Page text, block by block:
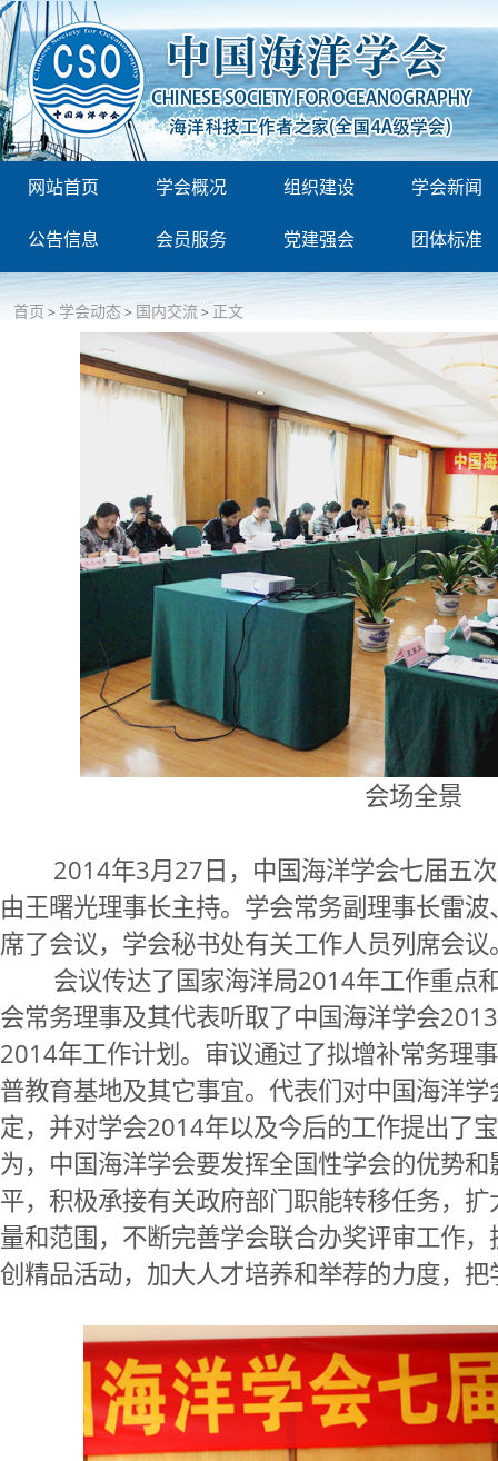
网站首页 学会概况 组织建设 学会新闻
公告信息 会员服务 党建强会 团体标准
首页 > 学会动态> 国内交流> 正文
会场全景
2014年3月27日，中国海洋学会七届五次
由王曙光理事长主持。学会常务副理事长雷
席了会议，学会秘书处有关工作人员列席会议
会议传达了国家海洋局2014年工作重点
会常务理事及其代表听取了中国海洋学会
2014年工作计划。审议通过了拟增补常务理
普教育基地及其它事宜。代表们对中国海洋
定，并对学会2014年以及今后的工作提出了
为，中国海洋学会要发挥全国性学会的优势
平，积极承接有关政府部门职能转移任务，
量和范围，不断完善学会联合办奖评审工作
创精品活动，加大人才培养和举荐的力度，